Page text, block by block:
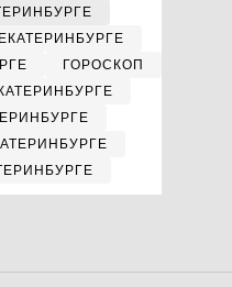
ГОРОСКОП